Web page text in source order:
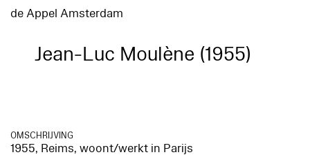
de Appel Amsterdam
Jean-Luc Moulène (1955)
OMSCHRIJVING
1955, Reims, woont/werkt in Parijs